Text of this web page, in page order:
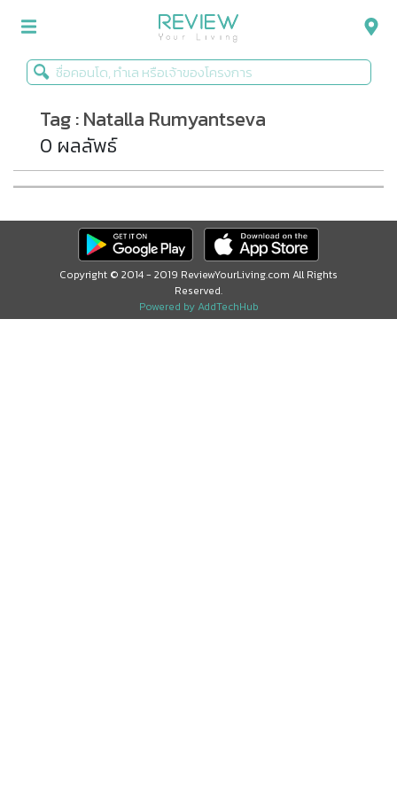
รีวิวคอนโด
รีวิวบ้าน
รีวิวทาวน์โฮม
Life+Style
Infographic
Tag : Natalla Rumyantseva
0 ผลลัพธ์
Copyright © 2014 - 2019 ReviewYourLiving.com All Rights
Reserved.
Powered by AddTechHub